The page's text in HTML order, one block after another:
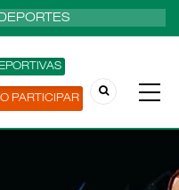
PARTICIPAR